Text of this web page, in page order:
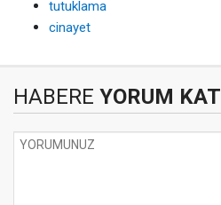
tutuklama
cinayet
HABERE YORUM KAT